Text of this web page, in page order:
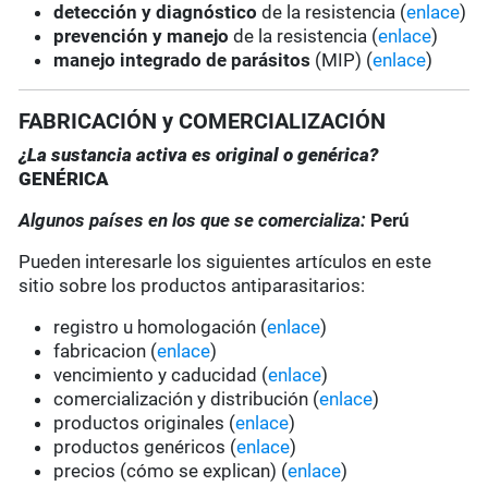
detección y diagnóstico de la resistencia (enlace)
prevención y manejo de la resistencia (enlace)
manejo integrado de parásitos (MIP) (enlace)
FABRICACIÓN y COMERCIALIZACIÓN
¿La sustancia activa es original o genérica?
GENÉRICA
Algunos países en los que se comercializa: Perú
Pueden interesarle los siguientes artículos en este
sitio sobre los productos antiparasitarios:
registro u homologación (enlace)
fabricacion (enlace)
vencimiento y caducidad (enlace)
comercialización y distribución (enlace)
productos originales (enlace)
productos genéricos (enlace)
precios (cómo se explican) (enlace)